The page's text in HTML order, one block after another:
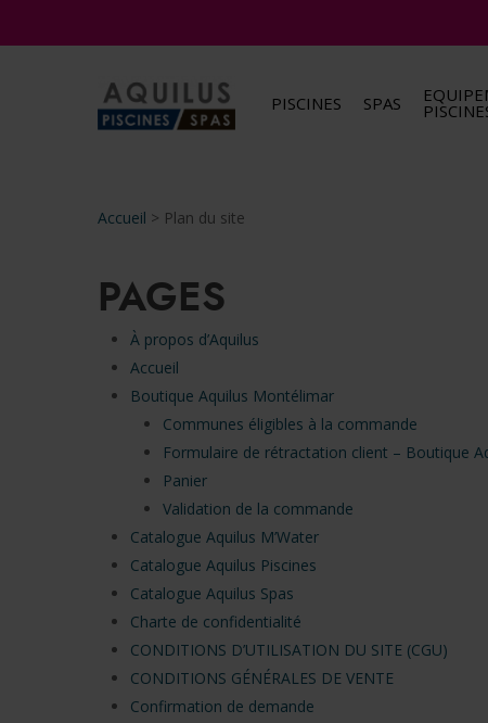
to
PISCINES SPAS
Accueil > Plan du site
PAGES
À propos d’Aquilus
Accueil
Boutique Aquilus Montélimar
Communes éligibles à la commande
Formulaire de rétractation client – Boutique
Panier
Validation de la commande
Catalogue Aquilus M’Water
Catalogue Aquilus Piscines
Catalogue Aquilus Spas
Charte de confidentialité
CONDITIONS D’UTILISATION DU SITE (CGU)
CONDITIONS GÉNÉRALES DE VENTE
Confirmation de demande